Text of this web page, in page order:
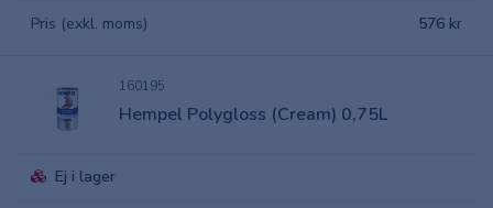
Pris (exkl. moms) 576 kr
160195
Hempel Polygloss (Cream) 0,75L
Ej i lager